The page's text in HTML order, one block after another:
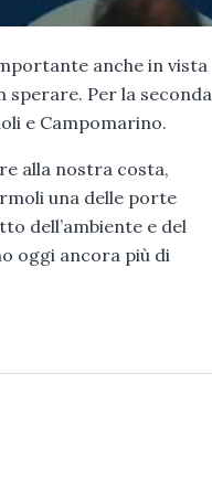
anche in vista
sperare. Per la seconda
e Campomarino.
alla nostra costa,
una delle porte
dell’ambiente e del
oggi ancora più di